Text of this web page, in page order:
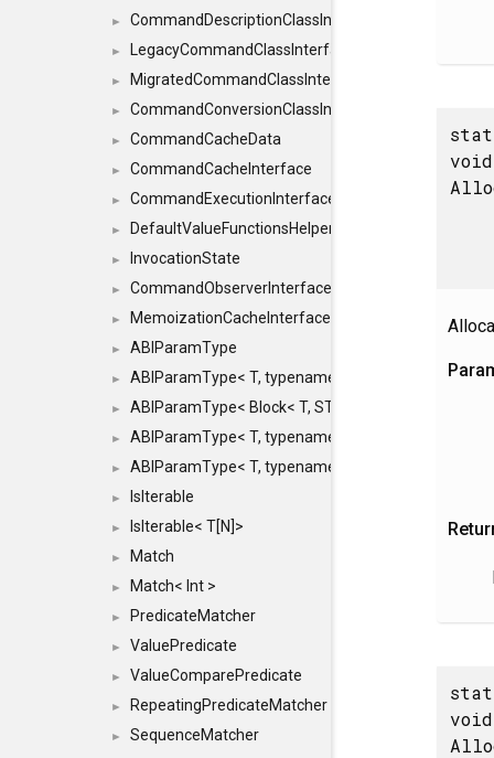
► CommandDescriptionClassInterface
► LegacyCommandClassInterface
► MigratedCommandClassInterface
► CommandConversionClassInterface
► CommandCacheData
► CommandCacheInterface
► CommandExecutionInterface
► DefaultValueFunctionsHelper< const Result<
► InvocationState
► CommandObserverInterface
► MemoizationCacheInterface
► ABIParamType
► ABIParamType< T, typename std::enable_if<
► ABIParamType< Block< T, STRIDED, MOVE > >
► ABIParamType< T, typename std::enable_if<
► ABIParamType< T, typename std::enable_if<
► IsIterable
► IsIterable< T[N]>
► Match
► Match< Int >
► PredicateMatcher
► ValuePredicate
► ValueComparePredicate
► RepeatingPredicateMatcher
►
SequenceMatcher